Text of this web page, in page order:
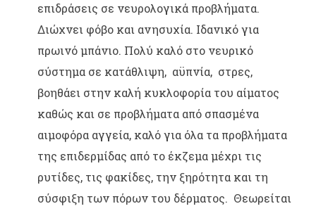
επιδράσεις σε νευρολογικά προβλήματα.
Διώχνει φόβο και ανησυχία. Ιδανικό για
πρωινό μπάνιο. Πολύ καλό στο νευρικό
σύστημα σε κατάθλιψη, αϋπνία, στρες,
βοηθάει στην καλή κυκλοφορία του αίματος
καθώς και σε προβλήματα από σπασμένα
αιμοφόρα αγγεία, καλό για όλα τα προβλήματα
της επιδερμίδας από το έκζεμα μέχρι τις
ρυτίδες, τις φακίδες, την ξηρότητα και τη
σύσφιξη των πόρων του δέρματος. Θεωρείται